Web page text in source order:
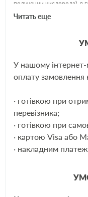
получении кислорода), в
сгорания и др.
производитель
собственных (особых)
автомобилей. Всего же
MB Sprinter, LT 96-
ЩЕ
Читать еще
У нашому
оплату
· готівкою при
перевізника;
· готівкою при
· картою Visa або
· накладним